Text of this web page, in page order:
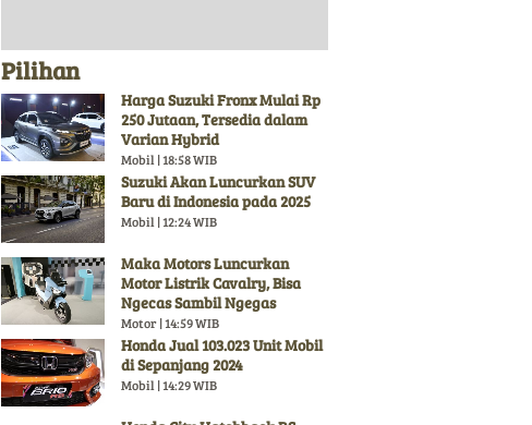
Pilihan
Harga Suzuki Fronx Mulai Rp
250 Jutaan, Tersedia dalam
Varian Hybrid
Mobil | 18:58 WIB
Suzuki Akan Luncurkan SUV
Baru di Indonesia pada 2025
Mobil | 12:24 WIB
Maka Motors Luncurkan
Motor Listrik Cavalry, Bisa
Ngecas Sambil Ngegas
Motor | 14:59 WIB
Honda Jual 103.023 Unit Mobil
di Sepanjang 2024
Mobil | 14:29 WIB